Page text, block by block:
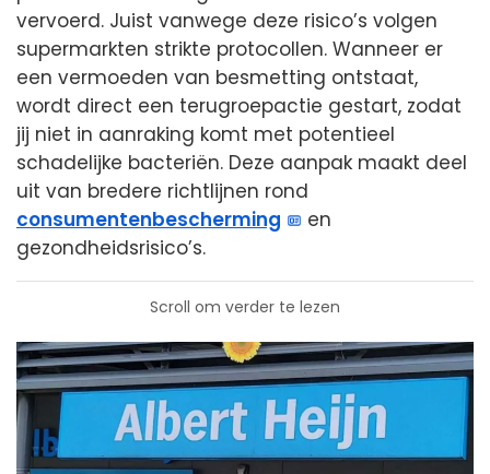
vervoerd. Juist vanwege deze risico’s volgen
supermarkten strikte protocollen. Wanneer er
een vermoeden van besmetting ontstaat,
wordt direct een terugroepactie gestart, zodat
jij niet in aanraking komt met potentieel
schadelijke bacteriën. Deze aanpak maakt deel
uit van bredere richtlijnen rond
consumentenbescherming
en
gezondheidsrisico’s.
Scroll om verder te lezen